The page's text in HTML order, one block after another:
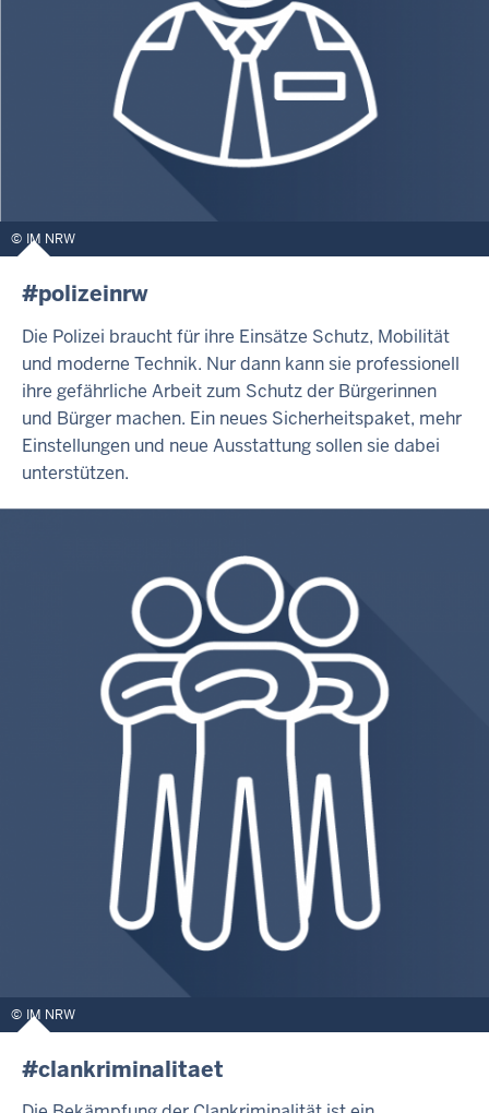
IM NRW
#polizeinrw
Die Polizei braucht für ihre Einsätze Schutz, Mobilität
und moderne Technik. Nur dann kann sie professionell
ihre gefährliche Arbeit zum Schutz der Bürgerinnen
und Bürger machen. Ein neues Sicherheitspaket, mehr
Einstellungen und neue Ausstattung sollen sie dabei
unterstützen.
IM NRW
#clankriminalitaet